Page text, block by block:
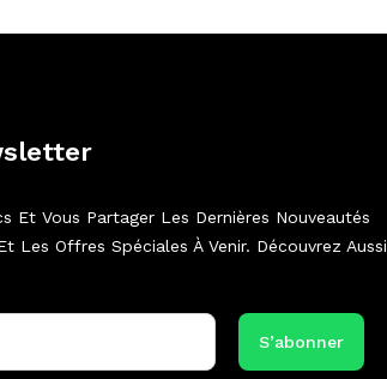
Et Vous Partager Les Dernières Nouveautés
Les Offres Spéciales À Venir. Découvrez Aussi